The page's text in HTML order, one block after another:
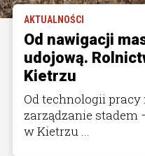
AKTUALNOŚCI
Od nawigacji
udojową.
Kietrzu
Od technologii
zarządzanie
w Kietrzu ...